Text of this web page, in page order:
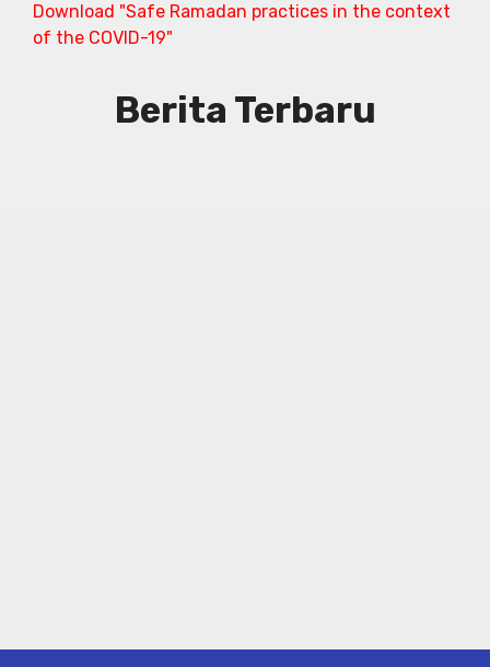
Download "Safe Ramadan practices in the context
of the COVID-19"
Berita Terbaru